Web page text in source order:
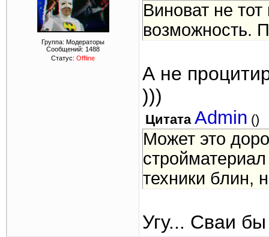
Группа: Модераторы
Сообщений: 1488
Статус: Offline
Виноват не тот
возможность.
А не
)))
Цитата Admin ()
Может это
техники блин,
Угу... Сваи